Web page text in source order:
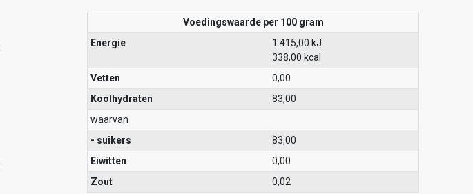
Voedingswaarde per 100 gram
Energie
1.415,00 kJ
338,00 kcal
Vetten
0,00
Koolhydraten
83,00
waarvan
- suikers
83,00
Eiwitten
0,00
Zout
0,02